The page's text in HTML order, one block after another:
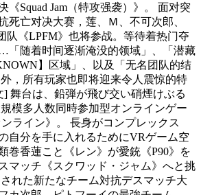
《Squad Jam（特攻强袭）》。 面对突
死亡对决大赛，莲、Ｍ、不可次郎、
队《LPFM》也将参战。等待着热门夺
随着时间逐渐淹没的领域」、「潜藏
】区域」、以及「无名团队的结
，所有玩家也即将迎来令人震惊的特
台は、鉛弾が飛び交い硝煙けぶる
模多人数同時参加型オンラインゲー
ライン》。 長身がコンプレックス
自分を手に入れるためにVRゲーム空
巻香蓮こと《レン》が愛銃《P90》を
マッチ《スクワッド・ジャム》へと挑
れた新たなチーム対抗デスマッチ大